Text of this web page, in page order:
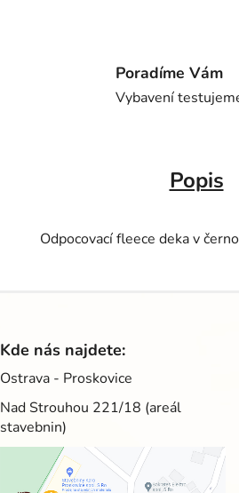
Poradíme Vám
Vybavení
Popis
Odpocovací fleece deka v
Kde nás najdete:
Ostrava - Proskovice
Nad Strouhou 221/18 (areál
stavebnin)